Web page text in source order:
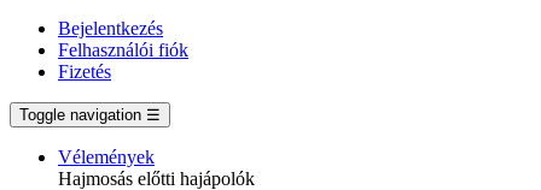
Bejelentkezés
Felhasználói fiók
Fizetés
Toggle navigation ☰
Vélemények
Hajmosás előtti hajápolók